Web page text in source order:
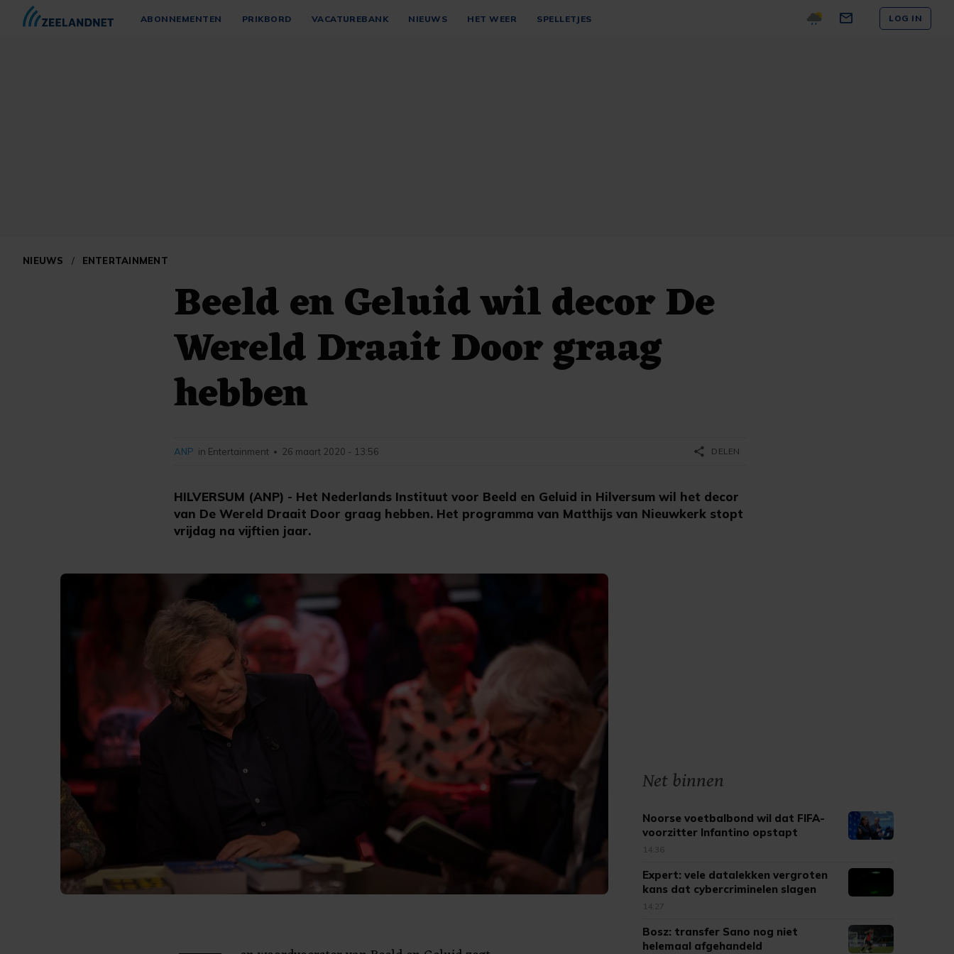
ABONNEMENTEN PRIKBORD VACATUREBANK NIEUWS HET WEER SPELLETJES LOG IN
NIEUWS / ENTERTAINMENT
Beeld en Geluid wil decor De
Wereld Draait Door graag
hebben
HILVERSUM (ANP) - Het Nederlands Instituut voor Beeld en Geluid in Hilversum wil het decor
van De Wereld Draait Door graag hebben. Het programma van Matthijs van Nieuwkerk stopt
vrijdag na vijftien jaar.
ANP in Entertainment • 26 maart 2020 - 13:56 share DELEN
Net binnen
Noorse voetbalbond wil dat FIFA-
voorzitter Infantino opstapt
14:36
Expert: vele datalekken vergroten
kans dat cybercriminelen slagen
14:27
Bosz: transfer Sano nog niet
helemaal afgehandeld